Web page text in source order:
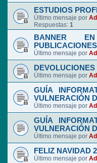
ESTUDIOS
Último mensaje por
Respuestas: 1
BANNER
Último mensaje por
Último mensaje por
GUÍA
VULNERACIÓN
Último mensaje por
GUÍA
VULNERACIÓN
Último mensaje por
FELIZ NAVIDAD
Último mensaje por